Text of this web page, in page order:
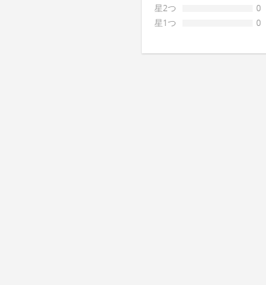
星2つ
0
星1つ
0